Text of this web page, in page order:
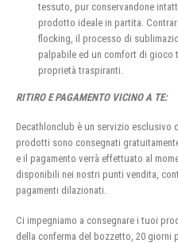
tessuto, pur conservandone
prodotto ideale in partita.
flocking, il processo di
palpabile ed un comfort di gioco
proprietà traspiranti.
RITIRO E PAGAMENTO VICINO A TE:
Decathlonclub è un servizio
prodotti sono consegnati
e il pagamento verrà effettuato al
disponibili nei nostri punti vendita,
pagamenti dilazionati.
Ci impegniamo a consegnare i tuoi
della conferma del bozzetto, 20